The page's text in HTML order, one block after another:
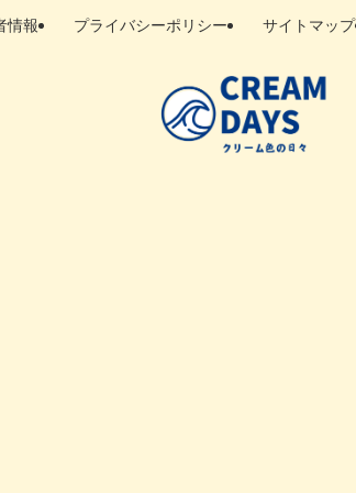
情報 プライバシーポリシー サイトマップ